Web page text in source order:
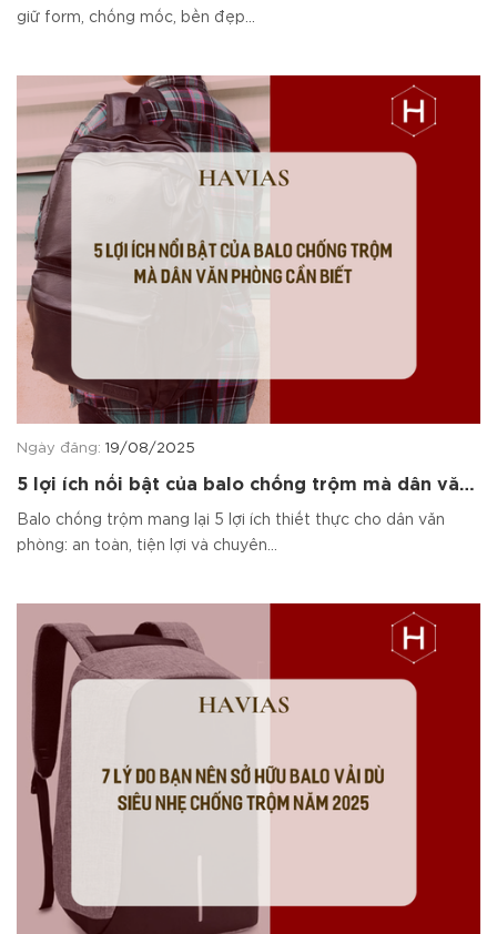
giữ form, chống mốc, bền đẹp...
Ngày đăng: 19/08/2025
5 lợi ích nổi bật của balo chống trộm mà dân văn
phòng cần biết
Balo chống trộm mang lại 5 lợi ích thiết thực cho dân văn
phòng: an toàn, tiện lợi và chuyên...